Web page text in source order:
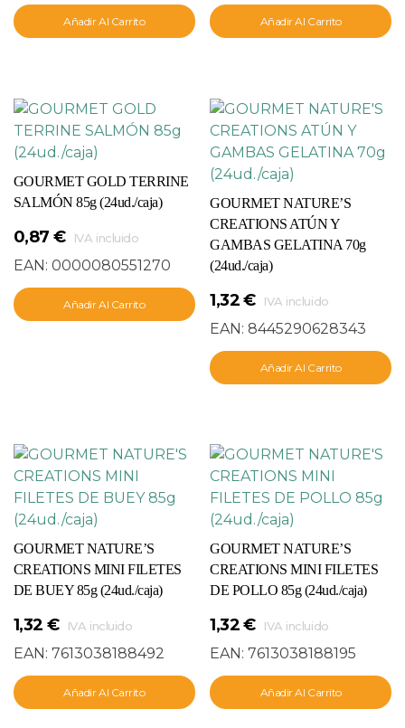
Añadir Al Carrito Añadir Al Carrito
GOURMET GOLD TERRINE
SALMÓN 85g (24ud./caja)
0,87 € IVA incluido
EAN: 0000080551270
Añadir Al Carrito
GOURMET NATURE’S
CREATIONS ATÚN Y
GAMBAS GELATINA 70g
(24ud./caja)
1,32€ IVA incluido
EAN:8445290628343
Añadir Al Carrito
GOURMET NATURE’S
CREATIONS MINI FILETES
DE BUEY 85g (24ud./caja)
1,32 € IVA incluido
EAN: 7613038188492
Añadir Al Carrito
GOURMET NATURE’S
CREATIONS MINI FILETES
DE POLLO 85g (24ud./caja)
1,32€ IVA incluido
EAN:7613038188195
Añadir Al Carrito